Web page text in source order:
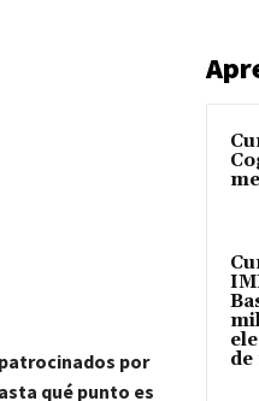
por
qué punto es
de